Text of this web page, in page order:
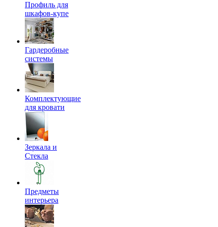
Профиль для
шкафов-купе
Гардеробные
системы
Комплектующие
для кровати
Зеркала и
Стекла
Предметы
интерьера